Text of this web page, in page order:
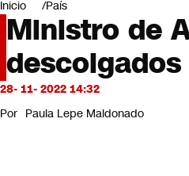
Negocios
Deportes
Programas completos
Cultura
Servicios
Bits
CNN Data
Inicio País
Ministro de
28- 11- 2022 14:32
Por Paula Lepe Maldonado